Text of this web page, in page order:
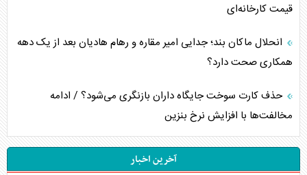
قیمت کارخانه‌ای
انحلال ماکان بند؛ جدایی امیر مقاره و رهام هادیان بعد از یک دهه
همکاری صحت دارد؟
حذف کارت سوخت جایگاه داران بازنگری می‌شود؟ / ادامه
مخالفت‌ها با افزایش نرخ بنزین
آخرین اخبار